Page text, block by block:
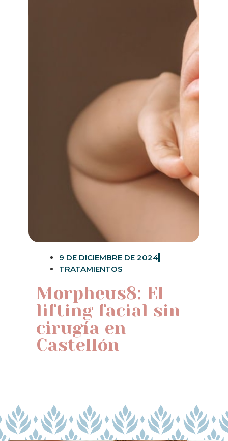
9 DE DICIEMBRE DE 2024
TRATAMIENTOS
Morpheus8: El
lifting facial sin
cirugía en
Castellón